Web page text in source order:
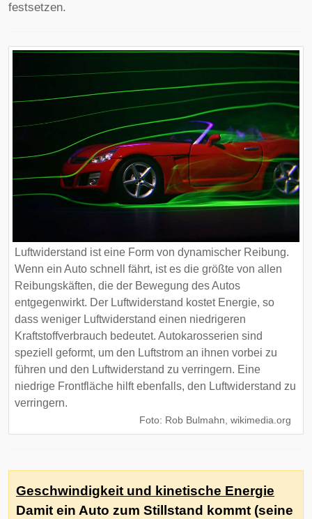
festsetzen.
Luftwiderstand ist eine Form von dynamischer Reibung.
Wenn ein Auto schnell fährt, ist es die größte von allen
Reibungskäften, die der Bewegung des Autos
entgegenwirkt. Der Luftwiderstand kostet Energie, so
dass weniger Luftwiderstand einen niedrigeren
Kraftstoffverbrauch bedeutet. Autokarosserien sind
speziell geformt, um den Luftstrom an ihnen vorbei zu
führen und den Luftwiderstand zu verringern. Eine
niedrige Frontfläche hilft ebenfalls, den Luftwiderstand zu
verringern.
Foto: Rob Bulmahn, wikimedia.org
Geschwindigkeit und kinetische Energie
Damit ein Auto zum Stillstand kommt (seine